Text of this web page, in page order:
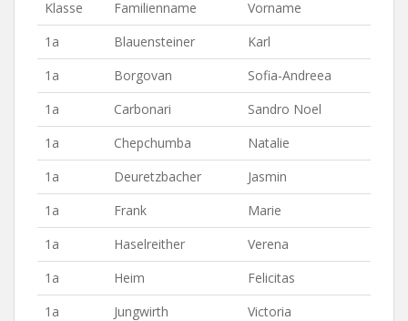
Klasse Familienname
Vorname
1a
Blauensteiner
Karl
1a
Borgovan
Sofia-Andreea
1a
Carbonari
Sandro Noel
1a
Chepchumba
Natalie
1a
Deuretzbacher
Jasmin
1a
Frank
Marie
1a
Haselreither
Verena
1a
Heim
Felicitas
1a
Jungwirth
Victoria